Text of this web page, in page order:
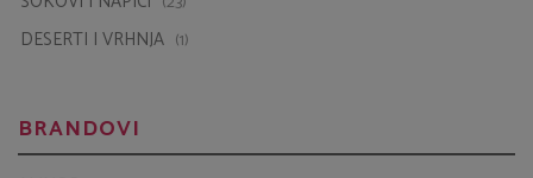
ALINOR (5)
ANIMA STRATH (4)